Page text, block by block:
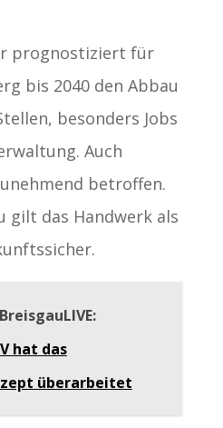
prognostiziert für
bis 2040 den Abbau
besonders Jobs
Auch
betroffen.
gilt das Handwerk als
hat das
überarbeitet